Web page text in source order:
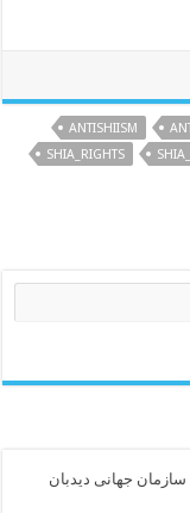
ANTISHIISM
SHIA_RIGHTS
جهانی دیدبان